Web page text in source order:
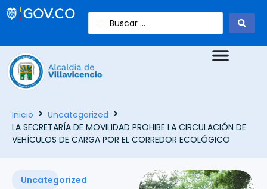
Inicio
Uncategorized
LA SECRETARÍA DE MOVILIDAD PROHIBE LA CIRCULACIÓN DE
VEHÍCULOS DE CARGA POR EL CORREDOR ECOLÓGICO
Uncategorized